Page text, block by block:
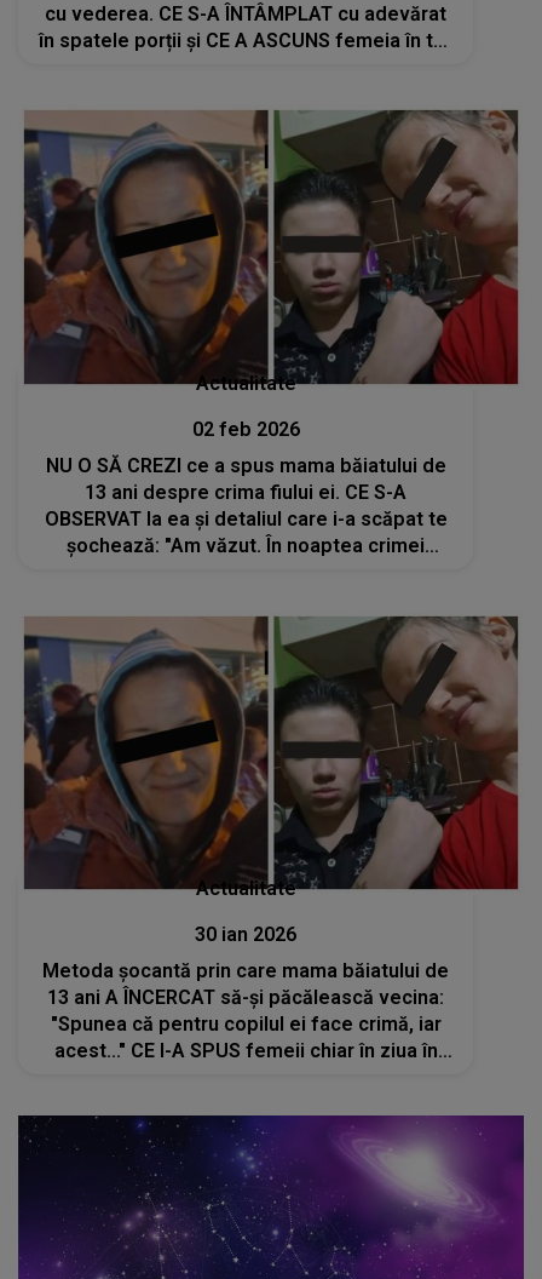
cu vederea. CE S-A ÎNTÂMPLAT cu adevărat
în spatele porții și CE A ASCUNS femeia în tot
Actualitate
02 feb 2026
NU O SĂ CREZI ce a spus mama băiatului de
13 ani despre crima fiului ei. CE S-A
OBSERVAT la ea și detaliul care i-a scăpat te
șochează: "Am văzut. În noaptea crimei
Actualitate
30 ian 2026
Metoda șocantă prin care mama băiatului de
13 ani A ÎNCERCAT să-și păcălească vecina:
"Spunea că pentru copilul ei face crimă, iar
acest..." CE I-A SPUS femeii chiar în ziua în